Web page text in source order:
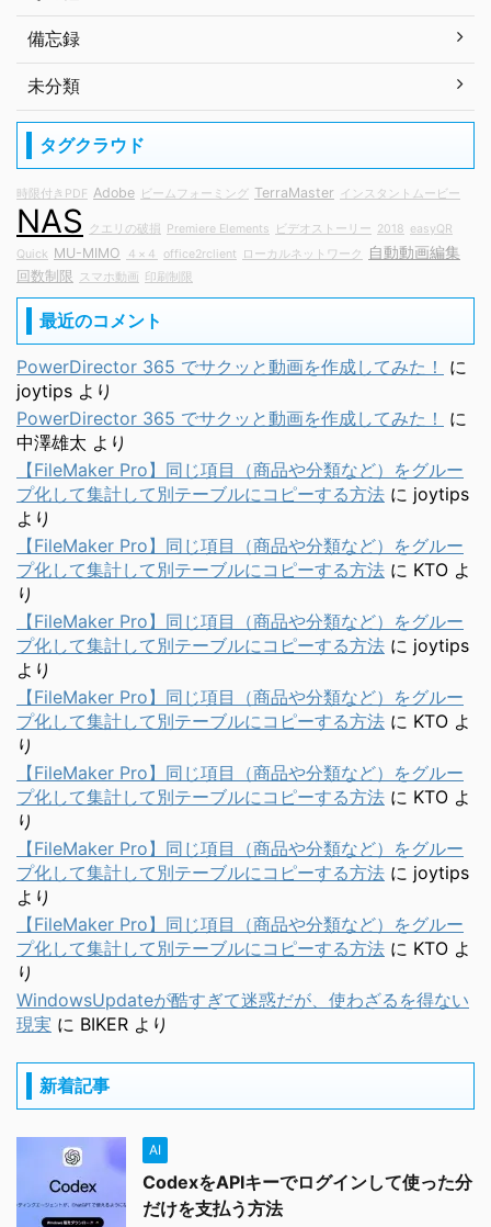
備忘録
未分類
タグクラウド
時限付きPDF Adobe ビームフォーミング TerraMaster インスタントムービー
NAS クエリの破損 Premiere Elements ビデオストーリー 2018 easyQR
Quick MU-MIMO ４×４ office2rclient ローカルネットワーク 自動動画編集
回数制限 スマホ動画 印刷制限
最近のコメント
PowerDirector 365 でサクッと動画を作成してみた！
に
joytips より
PowerDirector 365 でサクッと動画を作成してみた！
に
中澤雄太 より
【FileMaker Pro】同じ項目（商品や分類など）をグルー
プ化して集計して別テーブルにコピーする方法 に joytips
より
【FileMaker Pro】同じ項目（商品や分類など）をグルー
プ化して集計して別テーブルにコピーする方法 に KTO よ
り
【FileMaker Pro】同じ項目（商品や分類など）をグルー
プ化して集計して別テーブルにコピーする方法 に joytips
より
【FileMaker Pro】同じ項目（商品や分類など）をグルー
プ化して集計して別テーブルにコピーする方法 に KTO よ
り
【FileMaker Pro】同じ項目（商品や分類など）をグルー
プ化して集計して別テーブルにコピーする方法 に KTO よ
り
【FileMaker Pro】同じ項目（商品や分類など）をグルー
プ化して集計して別テーブルにコピーする方法 に joytips
より
【FileMaker Pro】同じ項目（商品や分類など）をグルー
プ化して集計して別テーブルにコピーする方法 に KTO よ
り
WindowsUpdateが酷すぎて迷惑だが、使わざるを得ない
現実 に BIKER より
新着記事
AI
CodexをAPIキーでログインして使った分
だけを支払う方法